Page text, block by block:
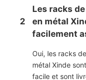
2
Les racks
en métal
facilement
Oui, les racks
métal Xinde
facile et sont